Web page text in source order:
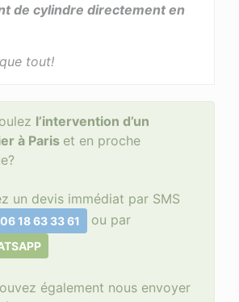
de cylindre directement en
tout!
l’intervention d’un
à Paris et en proche
un devis immédiat par SMS
06 18 63 33 61 ou par
également nous envoyer